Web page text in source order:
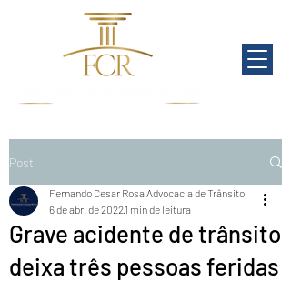
Post
Grave acidente de trânsito
deixa três pessoas feridas
Fernando Cesar Rosa Advocacia de Trânsito
6 de abr. de 20221 min de leitura